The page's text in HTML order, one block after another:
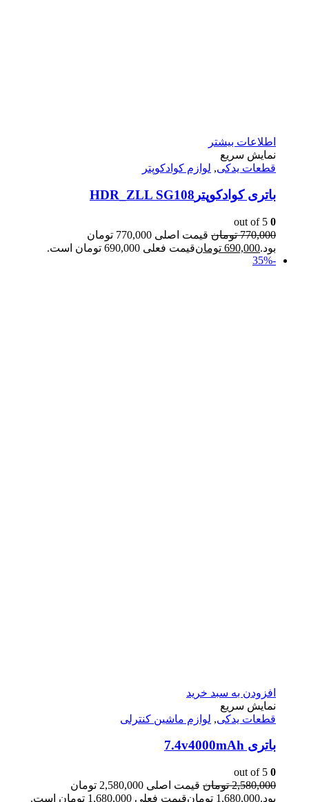
اطلاعات بیشتر
نمایش سریع
قطعات یدکی, لوازم کوادکوپتر
باتری کوادکوپترHDR_ZLL SG108
0
770,000 تومان
قیمت اصلی 770,000 تومان
بود.690,000 تومانقیمت فعلی 690,000 تومان است.
-35%
افزودن به سبد خرید
نمایش سریع
قطعات یدکی, لوازم ماشین کنترلی
باتری 7.4v4000mAh
0
2,580,000 تومان
قیمت اصلی 2,580,000 تومان
بود.1,680,000 تومانقیمت فعلی 1,680,000 تومان است.